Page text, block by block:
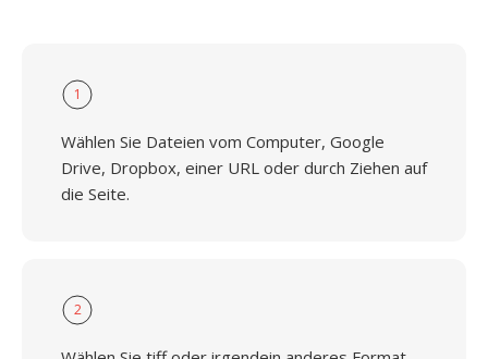
1
Wählen Sie Dateien vom Computer, Google
Drive, Dropbox, einer URL oder durch Ziehen auf
die Seite.
2